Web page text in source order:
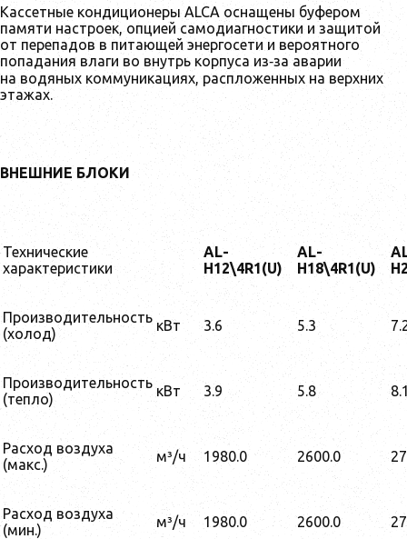
Кассетные кондиционеры ALCA оснащены буфером
памяти настроек, опцией самодиагностики и защитой
от перепадов в питающей энергосети и вероятного
попадания влаги во внутрь корпуса из‑за аварии
на водяных коммуникациях, распложенных на верхних
этажах.
ВНЕШНИЕ БЛОКИ
Технические
характеристики
AL-
H12\4R1(U)
AL-
H18\4R1(U)
Производительность
(холод)
кВт 3.6 5.3
Производительность
(тепло)
кВт 3.9 5.8
Расход воздуха
(макс.)
м³/ч 1980.0 2600.0
Расход воздуха
(мин.)
м³/ч 1980.0 2600.0